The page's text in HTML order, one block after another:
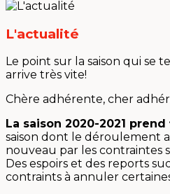
L'actualité
Le point sur la saison qui se
arrive très vite!
Chère adhérente, cher
La saison 2020-2021 prend
saison dont le déroulement
nouveau par les contraintes
Des espoirs et des reports
contraints à annuler